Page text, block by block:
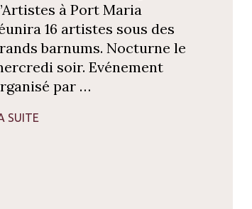
à Port Maria
16 artistes sous des
barnums. Nocturne le
soir. Evénement
par …
SUITE